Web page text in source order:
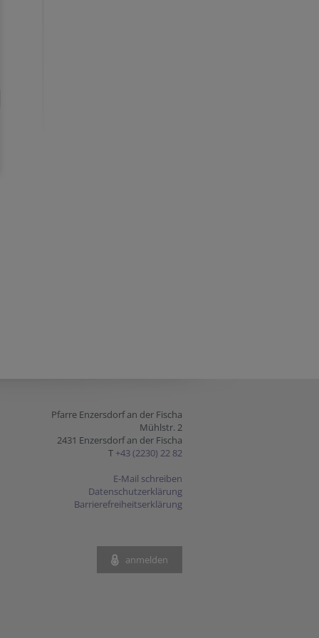
Pfarre Enzersdorf an der Fischa
Mühlstr. 2
2431 Enzersdorf an der Fischa
T +43 (2230) 22 82
E-Mail schreiben
Datenschutzerklärung
Barrierefreiheitserklärung
anmelden